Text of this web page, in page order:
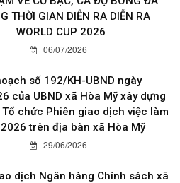
THỜI GIAN DIỄN RA DIỄN RA
WORLD CUP 2026
06/07/2026
số 192/KH-UBND ngày
của UBND xã Hòa Mỹ xây dựng
Tổ chức Phiên giao dịch việc làm
trên địa bàn xã Hòa Mỹ
29/06/2026
dịch Ngân hàng Chính sách xã